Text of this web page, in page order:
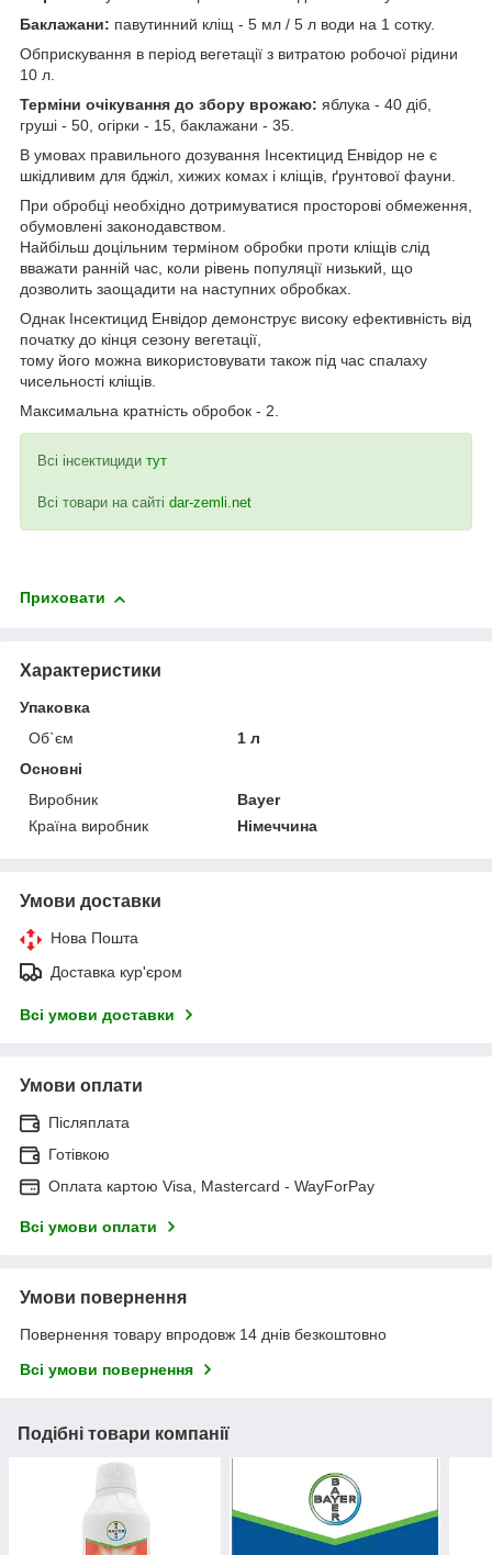
Баклажани: павутинний кліщ - 5 мл / 5 л води на 1 сотку.
Обприскування в період вегетації з витратою робочої рідини
10 л.
Терміни очікування до збору врожаю: яблука - 40 діб,
груші - 50, огірки - 15, баклажани - 35.
В умовах правильного дозування Інсектицид Енвідор не є
шкідливим для бджіл, хижих комах і кліщів, ґрунтової фауни.
При обробці необхідно дотримуватися просторові обмеження,
обумовлені законодавством.
Найбільш доцільним терміном обробки проти кліщів слід
вважати ранній час, коли рівень популяції низький, що
дозволить заощадити на наступних обробках.
Однак Інсектицид Енвідор демонструє високу ефективність від
початку до кінця сезону вегетації,
тому його можна використовувати також під час спалаху
чисельності кліщів.
Максимальна кратність обробок - 2.
Всі інсектициди тут
Всі товари на сайті dar-zemli.net
Приховати
Характеристики
Упаковка
Об`єм
1 л
Основні
Виробник
Bayer
Країна виробник
Німеччина
Умови доставки
Нова Пошта
Доставка кур'єром
Всі умови доставки
Умови оплати
Післяплата
Готівкою
Оплата картою Visa, Mastercard - WayForPay
Всі умови оплати
Умови повернення
Повернення товару впродовж 14 днів безкоштовно
Всі умови повернення
Подібні товари компанії